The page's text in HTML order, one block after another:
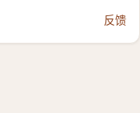
反馈